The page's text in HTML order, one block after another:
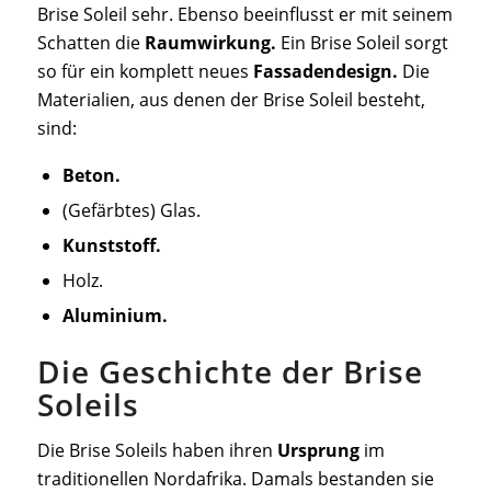
Brise Soleil sehr. Ebenso beeinflusst er mit seinem
Schatten die Raumwirkung. Ein Brise Soleil sorgt
so für ein komplett neues Fassadendesign. Die
Materialien, aus denen der Brise Soleil besteht,
sind:
Beton.
(Gefärbtes) Glas.
Kunststoff.
Holz.
Aluminium.
Die Geschichte der Brise
Soleils
Die Brise Soleils haben ihren Ursprungim
traditionellen Nordafrika. Damals bestanden sie